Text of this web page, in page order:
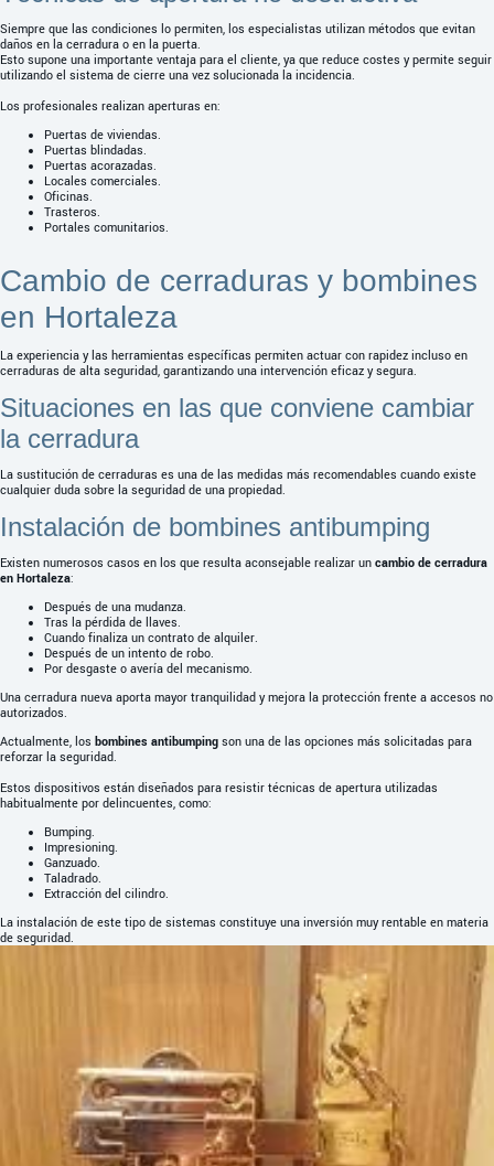
Siempre que las condiciones lo permiten, los especialistas utilizan métodos que evitan
daños en la cerradura o en la puerta.
Esto supone una importante ventaja para el cliente, ya que reduce costes y permite seguir
utilizando el sistema de cierre una vez solucionada la incidencia.
Los profesionales realizan aperturas en:
Puertas de viviendas.
Puertas blindadas.
Puertas acorazadas.
Locales comerciales.
Oficinas.
Trasteros.
Portales comunitarios.
Cambio de cerraduras y bombines
en Hortaleza
La experiencia y las herramientas específicas permiten actuar con rapidez incluso en
cerraduras de alta seguridad, garantizando una intervención eficaz y segura.
Situaciones en las que conviene cambiar
la cerradura
La sustitución de cerraduras es una de las medidas más recomendables cuando existe
cualquier duda sobre la seguridad de una propiedad.
Instalación de bombines antibumping
Existen numerosos casos en los que resulta aconsejable realizar un cambio de cerradura
en Hortaleza:
Después de una mudanza.
Tras la pérdida de llaves.
Cuando finaliza un contrato de alquiler.
Después de un intento de robo.
Por desgaste o avería del mecanismo.
Una cerradura nueva aporta mayor tranquilidad y mejora la protección frente a accesos no
autorizados.
Actualmente, los bombines antibumping son una de las opciones más solicitadas para
reforzar la seguridad.
Estos dispositivos están diseñados para resistir técnicas de apertura utilizadas
habitualmente por delincuentes, como:
Bumping.
Impresioning.
Ganzuado.
Taladrado.
Extracción del cilindro.
La instalación de este tipo de sistemas constituye una inversión muy rentable en materia
de seguridad.